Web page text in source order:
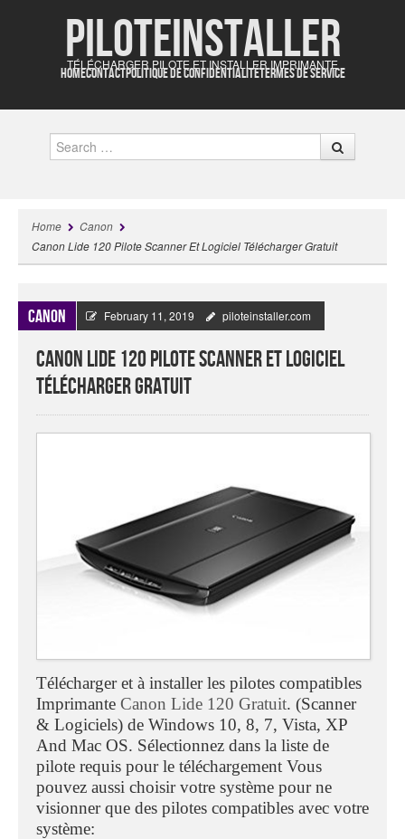
Piloteinstaller
TÉLÉCHARGER PILOTE ET INSTALLER IMPRIMANTE
HOMECONTACTPOLITIQUE DE CONFIDENTIALITÉTERMES DE SERVICE
Search
Home
Canon
Canon Lide 120 Pilote Scanner Et Logiciel Télécharger Gratuit
Canon February 11, 2019 piloteinstaller.com
Canon Lide 120 Pilote Scanner Et Logiciel
Télécharger Gratuit
Télécharger et à installer les pilotes compatibles
Imprimante Canon Lide 120 Gratuit. (Scanner
& Logiciels) de Windows 10, 8, 7, Vista, XP
And Mac OS. Sélectionnez dans la liste de
pilote requis pour le téléchargement Vous
pouvez aussi choisir votre système pour ne
visionner que des pilotes compatibles avec votre
système: